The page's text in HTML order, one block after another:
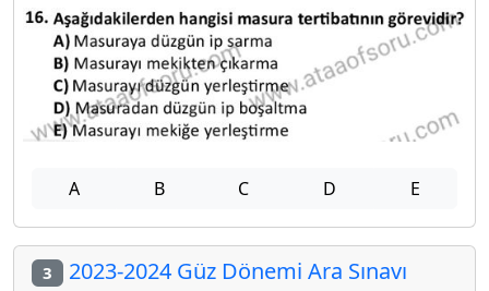
A B C D E
3 2023-2024 Güz Dönemi Ara Sınavı